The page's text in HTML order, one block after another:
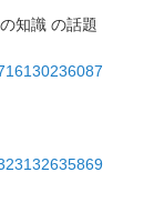
知識 の話題
の話題
話題